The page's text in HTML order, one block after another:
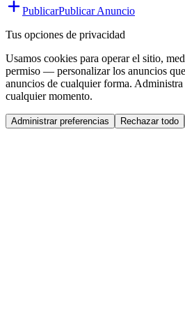
PublicarPublicar Anuncio
Tus opciones de privacidad
Usamos cookies para operar el sitio,
permiso — personalizar los anuncios
anuncios de cualquier forma. Administra
cualquier momento.
Administrar preferencias Rechazar todo